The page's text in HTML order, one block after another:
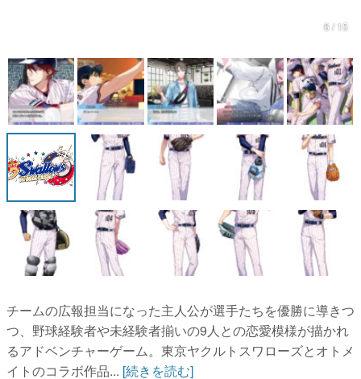
アプリレビュー
その他
電ファミニコゲーマーとは？
運営：株式会社マレ
6 / 15
チームの広報担当になった主人公が選手たちを優勝に導きつ
つ、野球経験者や未経験者揃いの9人との恋愛模様が描かれ
るアドベンチャーゲーム。東京ヤクルトスワローズとオトメ
イトのコラボ作品... [続きを読む]